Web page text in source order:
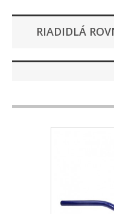
RIADIDLÁ